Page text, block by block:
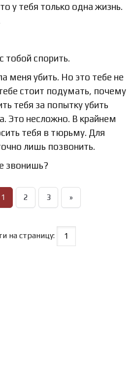
у тебя только одна жизнь.
тобой спорить.
меня убить. Но это тебе не
стоит подумать, почему
тебя за попытку убить
Это несложно. В крайнем
тебя в тюрьму. Для
лишь позвонить.
звонишь?
1 2 3 »
на страницу: